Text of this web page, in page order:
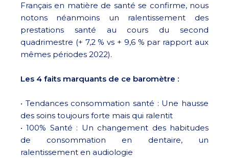
Français en matière de santé se confirme, nous
notons néanmoins un ralentissement des
prestations santé au cours du second
quadrimestre (+ 7,2 % vs + 9,6 % par rapport aux
mêmes périodes 2022).
Les 4 faits marquants de ce baromètre :
• Tendances consommation santé : Une hausse
des soins toujours forte mais qui ralentit
• 100% Santé : Un changement des habitudes
de consommation en dentaire, un
ralentissement en audiologie